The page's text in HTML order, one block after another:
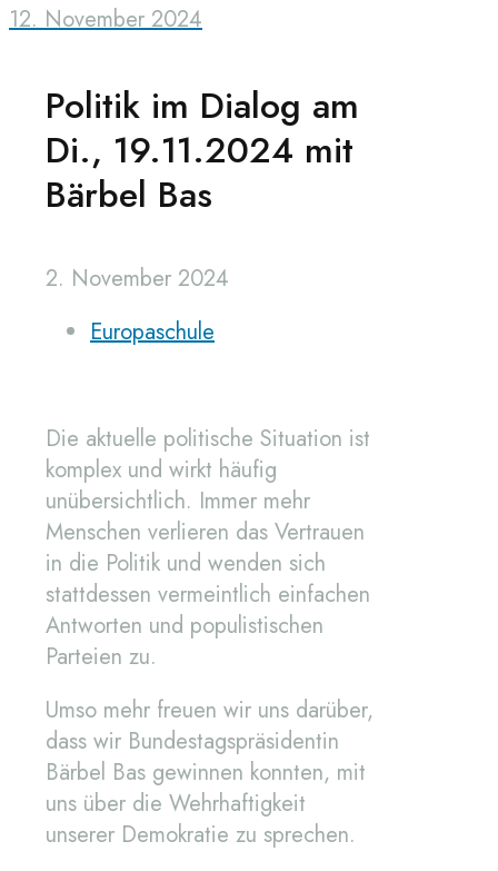
12. November 2024
Politik im Dialog am
Di., 19.11.2024 mit
Bärbel Bas
2. November 2024
Europaschule
Die aktuelle politische Situation ist
komplex und wirkt häufig
unübersichtlich. Immer mehr
Menschen verlieren das Vertrauen
in die Politik und wenden sich
stattdessen vermeintlich einfachen
Antworten und populistischen
Parteien zu.
Umso mehr freuen wir uns darüber,
dass wir Bundestagspräsidentin
Bärbel Bas gewinnen konnten, mit
uns über die Wehrhaftigkeit
unserer Demokratie zu sprechen.